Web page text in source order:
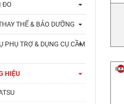
ĐO
THẾ & BẢO DƯỠNG
PHỤ TRỢ & DỤNG CỤ CẦM
HIỆU